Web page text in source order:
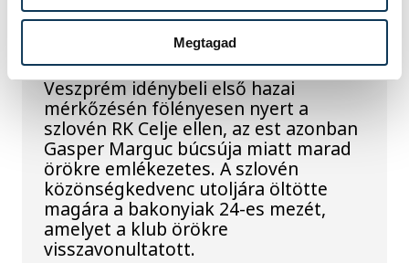
Megtagad
Érzelmekben és gólokban gazdag
gálamérkőzést láthatott a veszprémi
közönség péntek este. A One
Veszprém idénybeli első hazai
mérkőzésén fölényesen nyert a
szlovén RK Celje ellen, az est azonban
Gasper Marguc búcsúja miatt marad
örökre emlékezetes. A szlovén
közönségkedvenc utoljára öltötte
magára a bakonyiak 24-es mezét,
amelyet a klub örökre
visszavonultatott.